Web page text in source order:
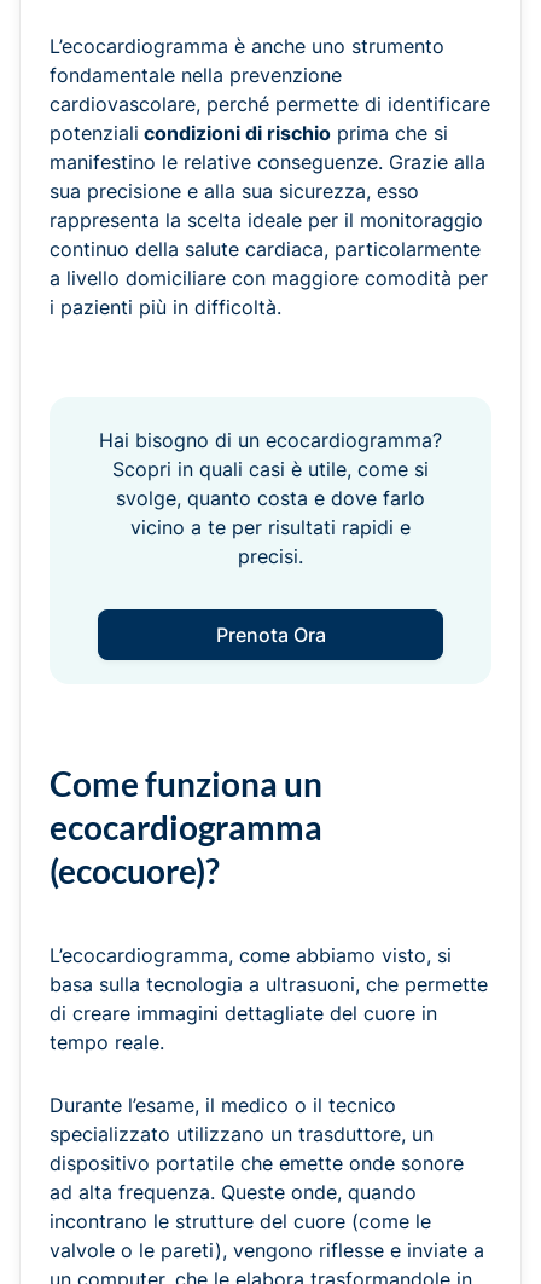
L’ecocardiogramma è anche uno strumento
fondamentale nella prevenzione
cardiovascolare, perché permette di identificare
potenziali condizioni di rischio prima che si
manifestino le relative conseguenze. Grazie alla
sua precisione e alla sua sicurezza, esso
rappresenta la scelta ideale per il monitoraggio
continuo della salute cardiaca, particolarmente
a livello domiciliare con maggiore comodità per
i pazienti più in difficoltà.
Hai bisogno di un ecocardiogramma?
Scopri in quali casi è utile, come si
svolge, quanto costa e dove farlo
vicino a te per risultati rapidi e
precisi.
Prenota Ora
Come funziona un
ecocardiogramma
(ecocuore)?
L’ecocardiogramma, come abbiamo visto, si
basa sulla tecnologia a ultrasuoni, che permette
di creare immagini dettagliate del cuore in
tempo reale.
Durante l’esame, il medico o il tecnico
specializzato utilizzano un trasduttore, un
dispositivo portatile che emette onde sonore
ad alta frequenza. Queste onde, quando
incontrano le strutture del cuore (come le
valvole o le pareti), vengono riflesse e inviate a
un computer, che le elabora trasformandole in